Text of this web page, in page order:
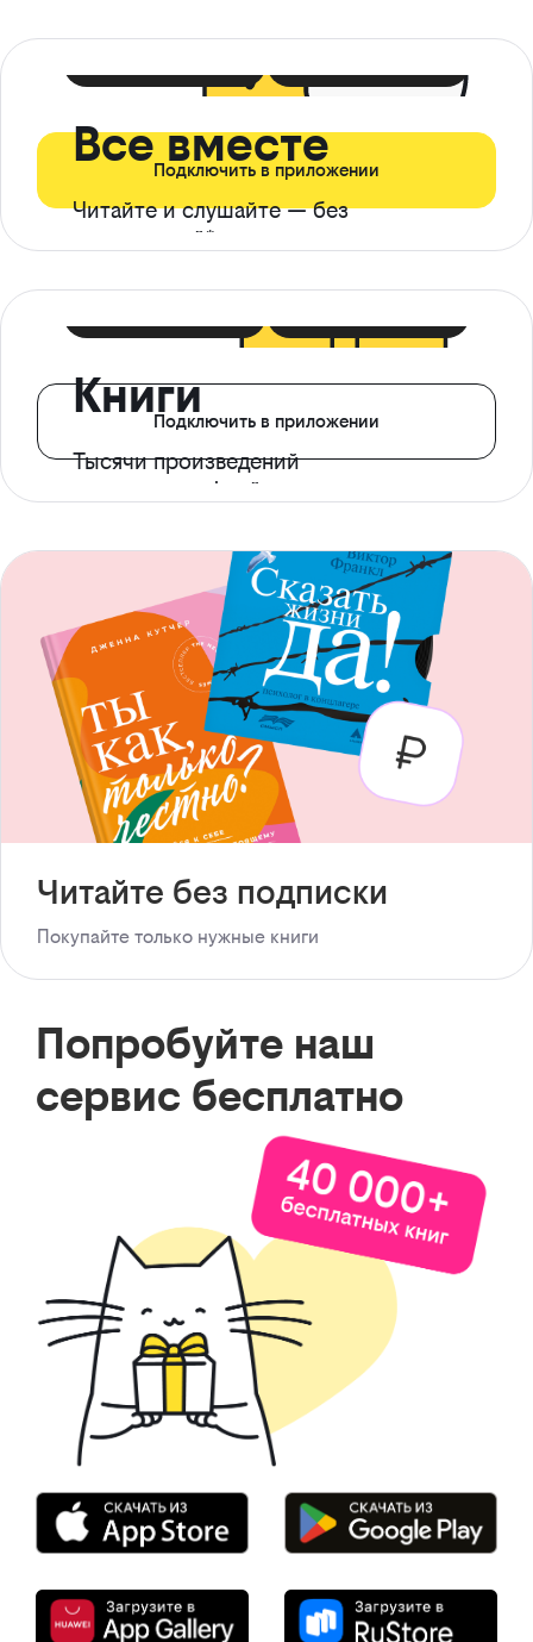
Все вместе
Читайте и слушайте — без
ограничений*
Подключить в приложении
Книги
Тысячи произведений
с доступом офлайн
Подключить в приложении
Читайте без подписки
Покупайте только нужные книги
Попробуйте наш
сервис бесплатно